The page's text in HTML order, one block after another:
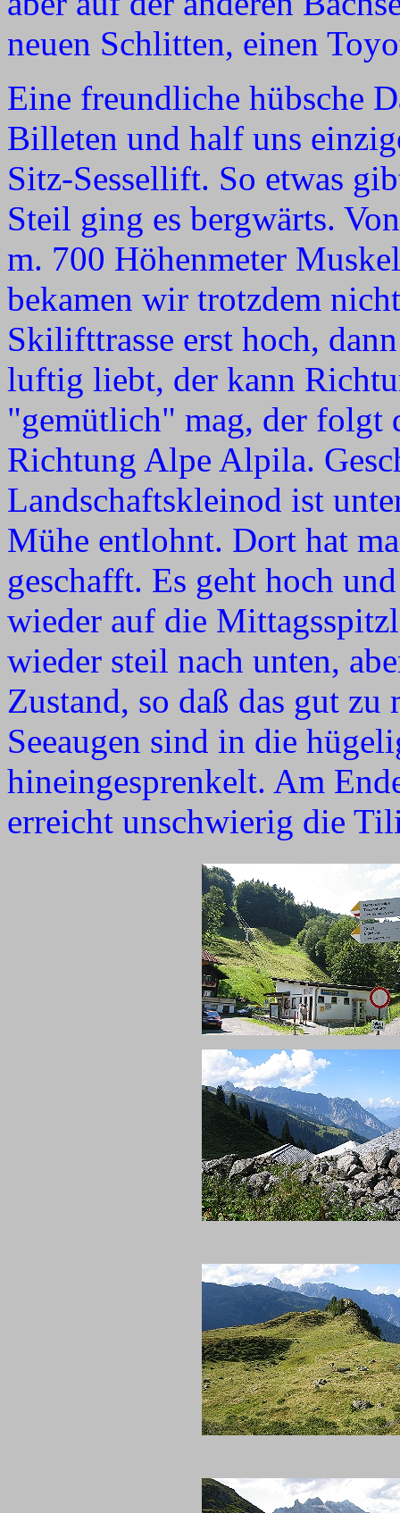
neuen Schlitten, einen
Eine freundliche hübsche
Billeten und half uns
Sitz-Sessellift. So etwas
Steil ging es bergwärts.
m. 700 Höhenmeter
bekamen wir trotzdem
Skilifttrasse erst hoch,
luftig liebt, der kann
"gemütlich" mag, der folgt
Richtung Alpe Alpila.
Landschaftskleinod ist
Mühe entlohnt. Dort hat
geschafft. Es geht hoch
wieder auf die
wieder steil nach unten,
Zustand, so daß das gut zu
Seeaugen sind in die
hineingesprenkelt. Am
erreicht unschwierig die